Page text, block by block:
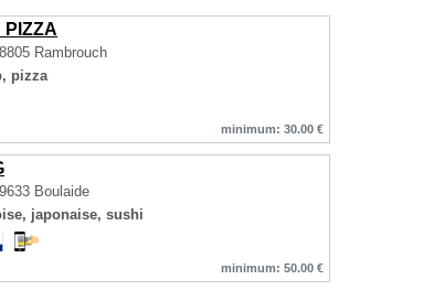
PIZZA
8805 Rambrouch
pizza
minimum: 30.00 €
9633 Boulaide
japonaise, sushi
minimum: 50.00 €